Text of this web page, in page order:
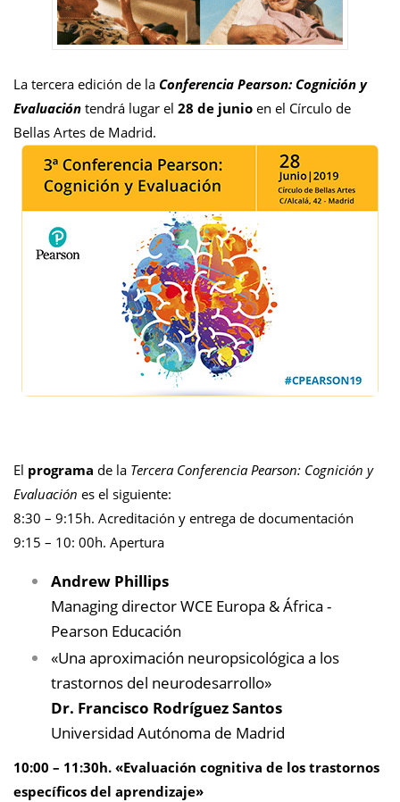
La tercera edición de la Conferencia Pearson: Cognición y
Evaluación tendrá lugar el 28 de junio en el Círculo de
Bellas Artes de Madrid.
El programa de la Tercera Conferencia Pearson: Cognición y
Evaluación es el siguiente:
8:30 – 9:15h. Acreditación y entrega de documentación
9:15 – 10: 00h. Apertura
Andrew Phillips
Managing director WCE Europa & África -
Pearson Educación
«Una aproximación neuropsicológica a los
trastornos del neurodesarrollo»
Dr. Francisco Rodríguez Santos
Universidad Autónoma de Madrid
10:00 – 11:30h. «Evaluación cognitiva de los trastornos
específicos del aprendizaje»